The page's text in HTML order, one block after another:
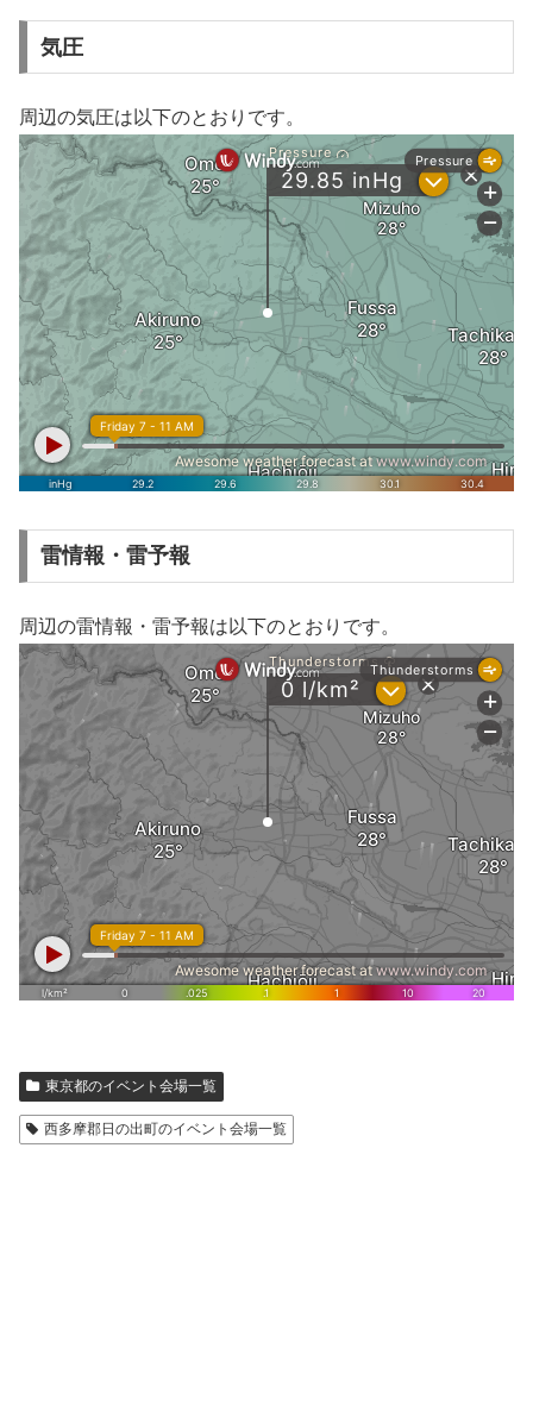
気圧
周辺の気圧は以下のとおりです。
雷情報・雷予報
周辺の雷情報・雷予報は以下のとおりです。
東京都のイベント会場一覧
西多摩郡日の出町のイベント会場一覧